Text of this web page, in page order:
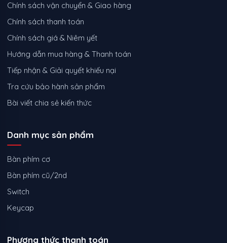
Chính sách vận chuyển & Giao hàng
Chính sách thanh toán
Chính sách giá & Niêm yết
Hướng dẫn mua hàng & Thanh toán
Tiếp nhận & Giải quyết khiếu nại
Tra cứu bảo hành sản phẩm
Bài viết chia sẻ kiến thức
Danh mục sản phẩm
Bàn phím cơ
Bàn phím cũ/2nd
Switch
Keycap
Phương thức thanh toán